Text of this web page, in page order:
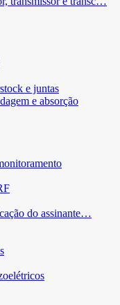
e juntas
e absorção
do assinante…